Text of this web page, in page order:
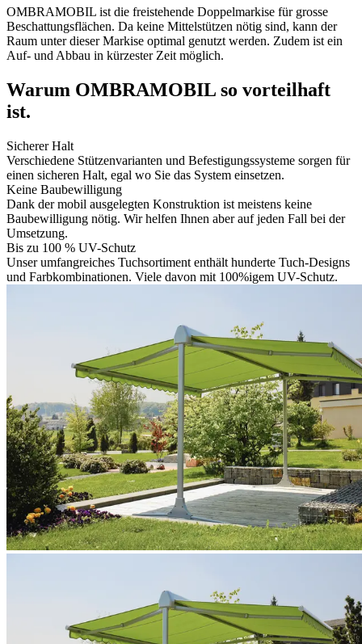
OMBRAMOBIL ist die freistehende Doppelmarkise für grosse
Beschattungsflächen. Da keine Mittelstützen nötig sind, kann der
Raum unter dieser Markise optimal genutzt werden. Zudem ist ein
Auf- und Abbau in kürzester Zeit möglich.
Warum OMBRAMOBIL so vorteilhaft
ist.
Sicherer Halt
Verschiedene Stützenvarianten und Befestigungssysteme sorgen für
einen sicheren Halt, egal wo Sie das System einsetzen.
Keine Baubewilligung
Dank der mobil ausgelegten Konstruktion ist meistens keine
Baubewilligung nötig. Wir helfen Ihnen aber auf jeden Fall bei der
Umsetzung.
Bis zu 100 % UV-Schutz
Unser umfangreiches Tuchsortiment enthält hunderte Tuch-Designs
und Farbkombinationen. Viele davon mit 100%igem UV-Schutz.